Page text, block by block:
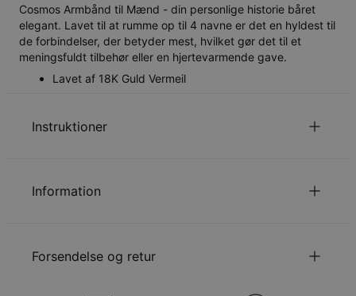
Cosmos Armbånd til Mænd - din personlige historie båret
elegant. Lavet til at rumme op til 4 navne er det en hyldest til
de forbindelser, der betyder mest, hvilket gør det til et
meningsfuldt tilbehør eller en hjertevarmende gave.
Lavet af 18K Guld Vermeil
Instruktioner
Du er velkommen til at kontakte os via
Information
Kædetype
Kantstenskæde
Forsendelse og retur